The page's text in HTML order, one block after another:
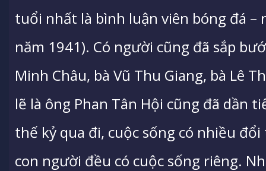
tuổi nhất là bình luận viên bóng đá –
năm 1941). Có người cũng đã sắp
Minh Châu, bà Vũ Thu Giang, bà Lê
lẽ là ông Phan Tân Hội cũng đã dần
thế kỷ qua đi, cuộc sống có nhiều
con người đều có cuộc sống riêng.